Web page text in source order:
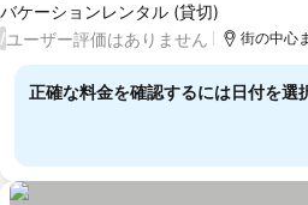
バケーションレンタル (貸切)
/ユーザー評価はありません 街の中心
正確な料金を確認するには日付を選